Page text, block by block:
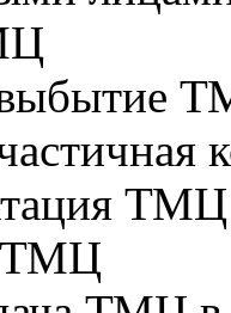
ТМЦ
ТМЦ